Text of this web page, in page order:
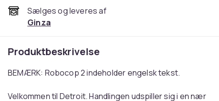
Sælges og leveres af
Ginza
Produktbeskrivelse
BEMÆRK: Robocop 2 indeholder engelsk tekst.
Velkommen til Detroit. Handlingen udspiller sig i en nær